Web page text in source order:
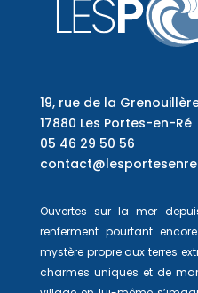
19, rue de la
17880 Les Portes-en-Ré
05 46 29 50 56
Ouvertes sur la mer
renferment pourtant
mystère propre aux terres
charmes uniques et de